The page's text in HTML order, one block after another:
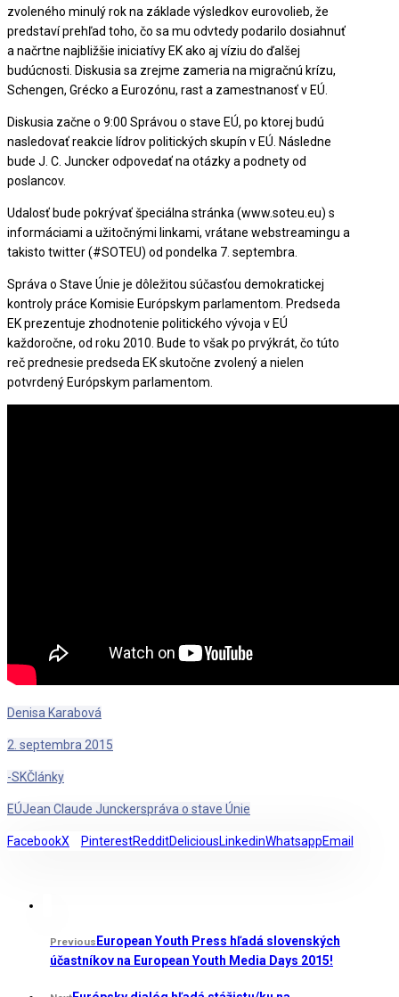
zvoleného minulý rok na základe výsledkov eurovolieb, že
predstaví prehľad toho, čo sa mu odvtedy podarilo dosiahnuť
a načrtne najbližšie iniciatívy EK ako aj víziu do ďalšej
budúcnosti. Diskusia sa zrejme zameria na migračnú krízu,
Schengen, Grécko a Eurozónu, rast a zamestnanosť v EÚ.
Diskusia začne o 9:00 Správou o stave EÚ, po ktorej budú
nasledovať reakcie lídrov politických skupín v EÚ. Následne
bude J. C. Juncker odpovedať na otázky a podnety od
poslancov.
Udalosť bude pokrývať špeciálna stránka (www.soteu.eu) s
informáciami a užitočnými linkami, vrátane webstreamingu a
takisto twitter (#SOTEU) od pondelka 7. septembra.
Správa o Stave Únie je dôležitou súčasťou demokratickej
kontroly práce Komisie Európskym parlamentom. Predseda
EK prezentuje zhodnotenie politického vývoja v EÚ
každoročne, od roku 2010. Bude to však po prvýkrát, čo túto
reč prednesie predseda EK skutočne zvolený a nielen
potvrdený Európskym parlamentom.
Denisa Karabová
2. septembra 2015
-SKČlánky
EÚJean Claude Junckerspráva o stave Únie
FacebookX PinterestRedditDeliciousLinkedinWhatsappEmail
Previous European Youth Press hľadá slovenských
účastníkov na European Youth Media Days 2015!